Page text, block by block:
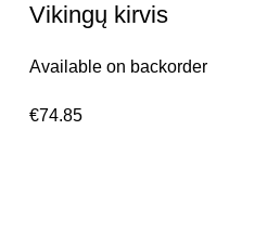
Vikingų kirvis
Available on backorder
€74.85